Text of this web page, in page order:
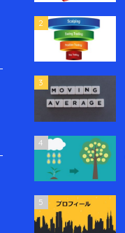
2
3
4
5